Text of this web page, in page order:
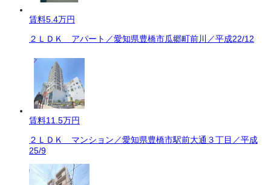
賃料5.4万円
２ＬＤＫ アパート／愛知県豊橋市瓜郷町前川／平成22/12
賃料11.5万円
２ＬＤＫ マンション／愛知県豊橋市駅前大通３丁目／平成
25/9